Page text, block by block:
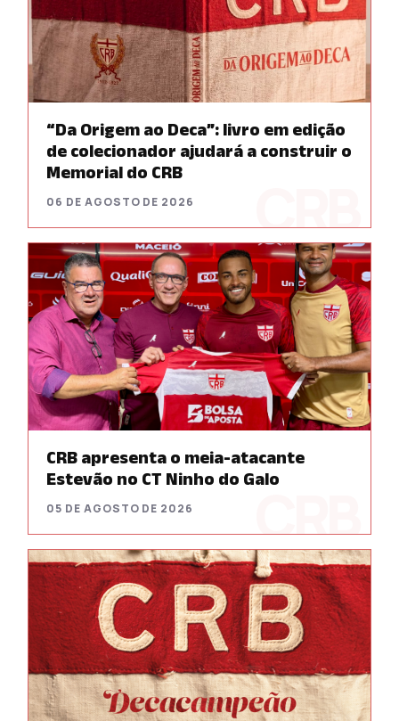
“Da Origem ao Deca”: livro em edição
de colecionador ajudará a construir o
Memorial do CRB
06 DE AGOSTO DE 2026
CRB apresenta o meia-atacante
Estevão no CT Ninho do Galo
05 DE AGOSTO DE 2026